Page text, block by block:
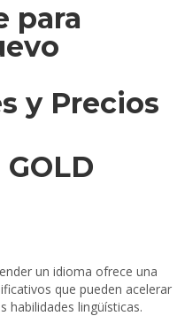
para
y Precios
un idioma ofrece una
que pueden acelerar
habilidades lingüísticas.